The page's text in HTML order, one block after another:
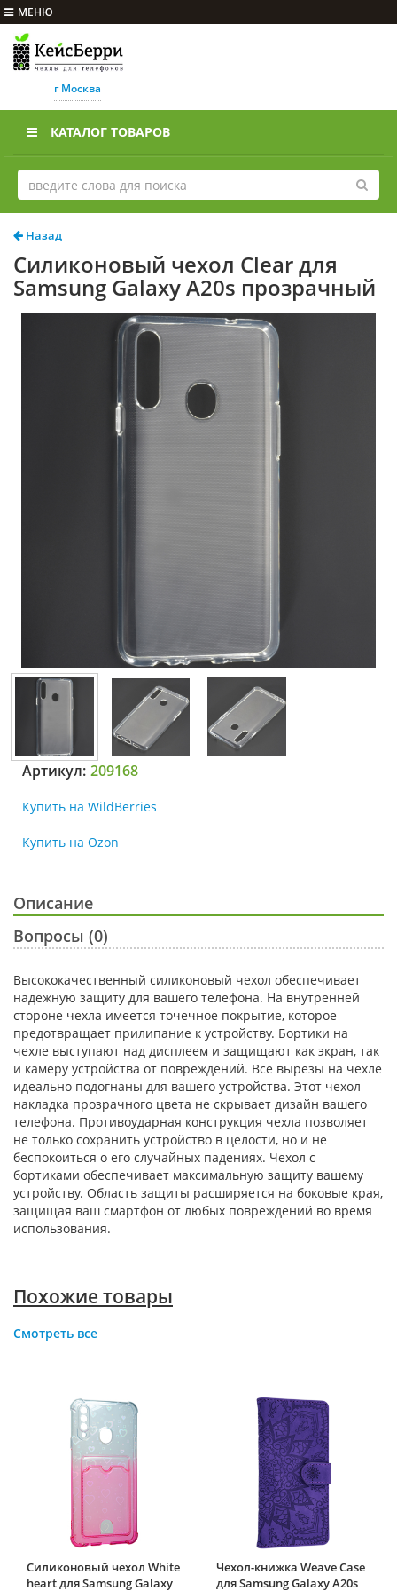
МЕНЮ
г Москва
КАТАЛОГ ТОВАРОВ
Назад
Силиконовый чехол Clear для
Samsung Galaxy A20s прозрачный
Артикул: 209168
Купить на WildBerries
Купить на Ozon
Описание
Вопросы (0)
Высококачественный силиконовый чехол обеспечивает
надежную защиту для вашего телефона. На внутренней
стороне чехла имеется точечное покрытие, которое
предотвращает прилипание к устройству. Бортики на
чехле выступают над дисплеем и защищают как экран, так
и камеру устройства от повреждений. Все вырезы на чехле
идеально подогнаны для вашего устройства. Этот чехол
накладка прозрачного цвета не скрывает дизайн вашего
телефона. Противоударная конструкция чехла позволяет
не только сохранить устройство в целости, но и не
беспокоиться о его случайных падениях. Чехол с
бортиками обеспечивает максимальную защиту вашему
устройству. Область защиты расширяется на боковые края,
защищая ваш смартфон от любых повреждений во время
использования.
Похожие товары
Смотреть все
Силиконовый чехол White
heart для Samsung Galaxy
Чехол-книжка Weave Case
для Samsung Galaxy A20s